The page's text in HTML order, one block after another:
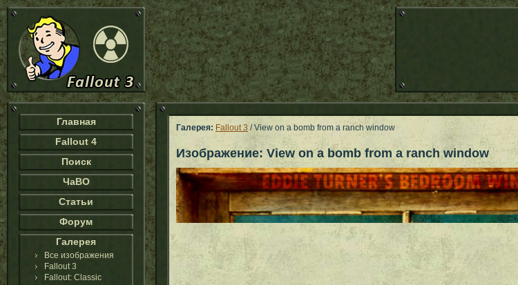
Главная
Fallout 4
Поиск
ЧаВО
Статьи
Форум
Галерея
Все изображения
Fallout 3
Fallout: Classic
Галерея: Fallout 3 / View on a bomb from a ranch window
Изображение: View on a bomb from a ranch window